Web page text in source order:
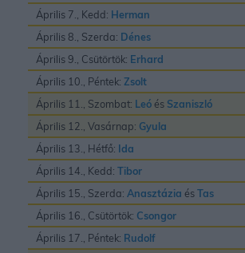
Április 7., Kedd: Herman
Április 8., Szerda: Dénes
Április 9., Csütörtök: Erhard
Április 10., Péntek: Zsolt
Április 11., Szombat: Leó és Szaniszló
Április 12., Vasárnap: Gyula
Április 13., Hétfő: Ida
Április 14., Kedd: Tibor
Április 15., Szerda: Anasztázia ésTas
Április 16., Csütörtök: Csongor
Április 17., Péntek: Rudolf